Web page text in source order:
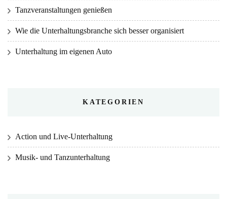
Tanzveranstaltungen genießen
Wie die Unterhaltungsbranche sich besser organisiert
Unterhaltung im eigenen Auto
KATEGORIEN
Action und Live-Unterhaltung
Musik- und Tanzunterhaltung